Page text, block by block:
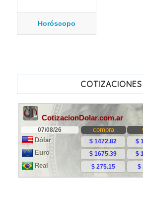
Horóscopo
COTIZACIONES